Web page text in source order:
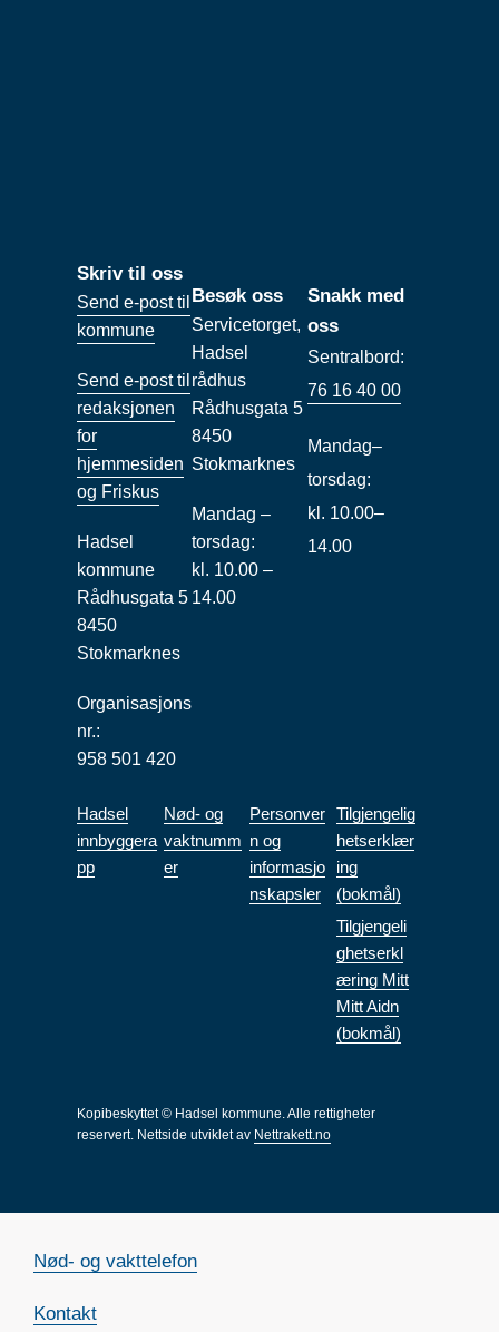
Skriv til oss
Send e-post til
kommune
Send e-post til
redaksjonen
for
hjemmesiden
og Friskus
Hadsel
kommune
Rådhusgata 5
8450
Stokmarknes
Organisasjons
nr.:
958 501 420
Besøk oss
Servicetorget,
Hadsel
rådhus
Rådhusgata 5
8450
Stokmarknes
Mandag –
torsdag:
kl. 10.00 –
14.00
Snakk med
oss
Sentralbord:
76 16 40 00
Mandag–
torsdag:
kl. 10.00–
14.00
Hadsel
innbyggera
pp
Nød- og
vaktnumm
er
Personver
n og
informasjo
nskapsler
Tilgjengelig
hetserklær
ing
(bokmål)
Tilgjengeli
ghetserkl
æring Mitt
Mitt Aidn
(bokmål)
Kopibeskyttet © Hadsel kommune. Alle rettigheter
reservert. Nettside utviklet av Nettrakett.no
Nød- og vakttelefon
Kontakt